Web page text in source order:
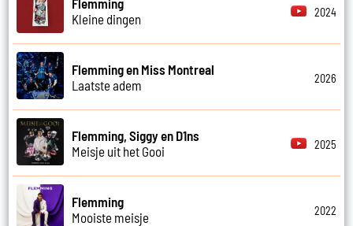
Kleine dingen
2024
Flemming en Miss Montreal
Laatste adem
2026
Flemming, Siggy en D1ns
Meisje uit het Gooi
2025
Flemming
Mooiste meisje
2022